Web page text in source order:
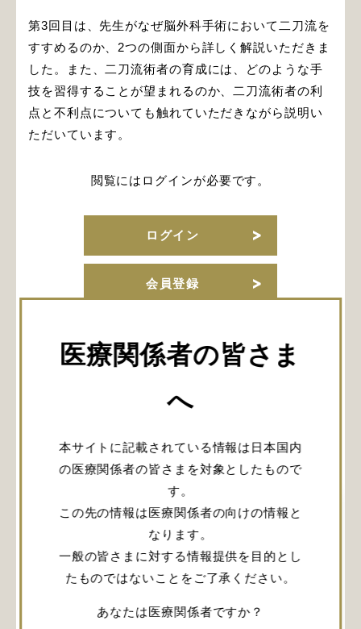
医療関係者の皆さま
へ
本サイトに記載されている情報は日本国内
の医療関係者の皆さまを対象としたもので
す。
この先の情報は医療関係者の向けの情報と
なります。
一般の皆さまに対する情報提供を目的とし
たものではないことをご了承ください。
あなたは医療関係者ですか？
第3回目は、先生がなぜ脳外科手術において二刀流を
すすめるのか、2つの側面から詳しく解説いただきま
した。また、二刀流術者の育成には、どのような手
技を習得することが望まれるのか、二刀流術者の利
点と不利点についても触れていただきながら説明い
ただいています。
閲覧にはログインが必要です。
ログイン
会員登録
URLをコピー
関連記事
内頸動脈瘤に対す
内頸動脈瘤に対す